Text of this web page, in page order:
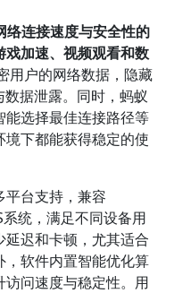
络连接速度与安全性的
戏加速、视频观看和数
用户的网络数据，隐藏
据泄露。同时，蚂蚁
能选择最佳连接路径等
下都能获得稳定的使
平台支持，兼容
统，满足不同设备用
延迟和卡顿，尤其适合
软件内置智能优化算
问速度与稳定性。用